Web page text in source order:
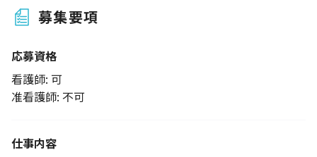
募集要項
応募資格
看護師: 可
准看護師: 不可
仕事内容